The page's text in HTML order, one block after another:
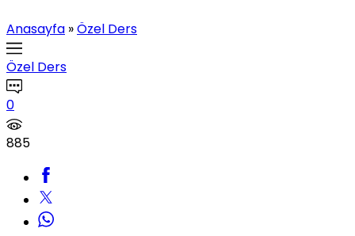
Anasayfa »Özel Ders
Özel Ders
0
885